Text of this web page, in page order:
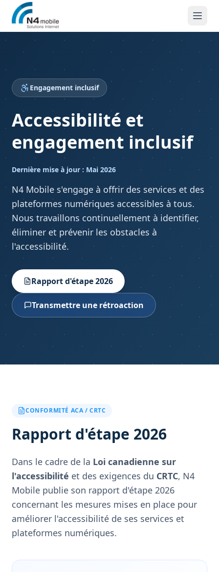
Engagement inclusif
Accessibilité et
engagement inclusif
Dernière mise à jour : Mai 2026
N4 Mobile s'engage à offrir des services et des
plateformes numériques accessibles à tous.
Nous travaillons continuellement à identifier,
éliminer et prévenir les obstacles à
l'accessibilité.
Rapport d'étape 2026
Transmettre une rétroaction
CONFORMITÉ ACA / CRTC
Rapport d'étape 2026
Dans le cadre de la Loi canadienne sur
l'accessibilité et des exigences du CRTC, N4
Mobile publie son rapport d'étape 2026
concernant les mesures mises en place pour
améliorer l'accessibilité de ses services et
plateformes numériques.